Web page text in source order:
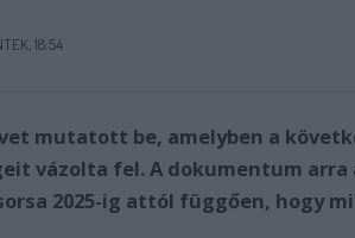
18:54
mutatott be, amelyben a
vázolta fel. A dokumentum arra
2025-ig attól függően, hogy